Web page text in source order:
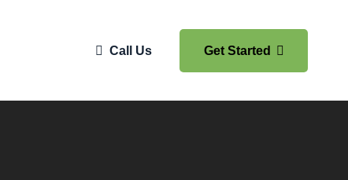
Call Us Get Started